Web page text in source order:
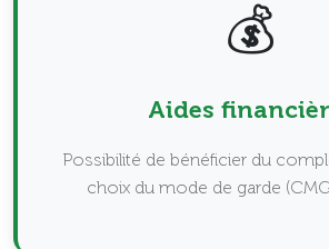
💰
Aides
Possibilité de bénéficier du
choix du mode de garde